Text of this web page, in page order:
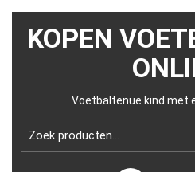
KOPEN
Voetbaltenue kind met